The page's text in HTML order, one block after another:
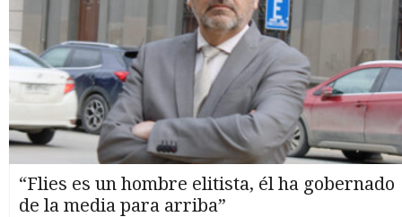
“Flies es un hombre elitista, él ha gobernado
de la media para arriba”